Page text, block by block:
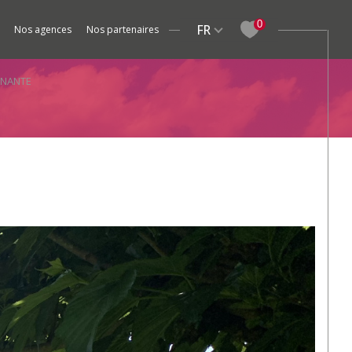
Fermes / Maisons de village Gîtes /
Meublé
nos agences nos partenaires Langue
FR 0